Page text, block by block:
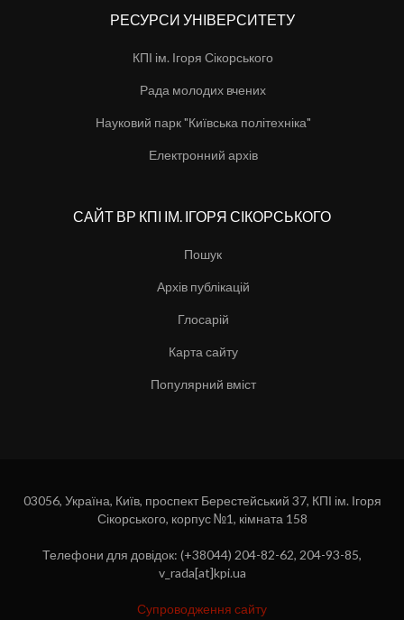
РЕСУРСИ УНІВЕРСИТЕТУ
КПІ ім. Ігоря Сікорського
Рада молодих вчених
Науковий парк "Київська політехніка"
Електронний архів
САЙТ ВР КПІ ІМ. ІГОРЯ СІКОРСЬКОГО
Пошук
Архів публікацій
Глосарій
Карта сайту
Популярний вміст
03056, Україна, Київ, проспект Берестейський 37, КПІ ім. Ігоря
Сікорського, корпус №1, кімната 158
Телефони для довідок: (+38044) 204-82-62, 204-93-85,
v_rada[at]kpi.ua
Супроводження сайту